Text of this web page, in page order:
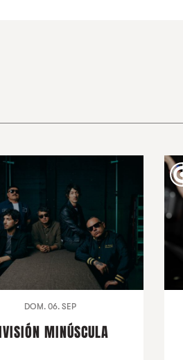
DOM. 06. SEP
MINÚSCULA